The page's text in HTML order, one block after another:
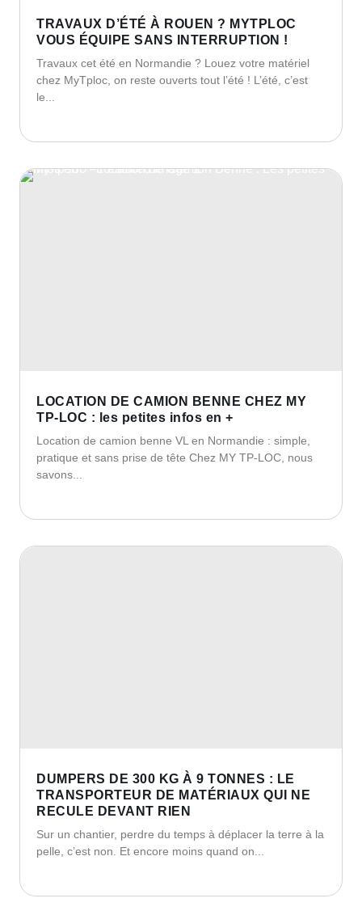
TRAVAUX D’ÉTÉ À ROUEN ? MYTPLOC
VOUS ÉQUIPE SANS INTERRUPTION !
Travaux cet été en Normandie ? Louez votre matériel
chez MyTploc, on reste ouverts tout l’été ! L’été, c’est
le...
LOCATION DE CAMION BENNE CHEZ MY
TP-LOC : les petites infos en +
Location de camion benne VL en Normandie : simple,
pratique et sans prise de tête Chez MY TP-LOC, nous
savons...
DUMPERS DE 300 KG À 9 TONNES : LE
TRANSPORTEUR DE MATÉRIAUX QUI NE
RECULE DEVANT RIEN
Sur un chantier, perdre du temps à déplacer la terre à la
pelle, c’est non. Et encore moins quand on...